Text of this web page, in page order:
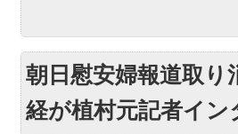
朝日慰安婦報道取り
経が植村元記者イン